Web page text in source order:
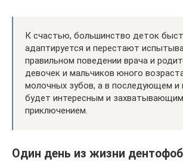
К счастью, большинство деток
адаптируется и перестают
правильном поведении врача и
девочек и мальчиков юного
молочных зубов, а в последующем и
будет интересным и захватывающим
приключением.
Один день из жизни